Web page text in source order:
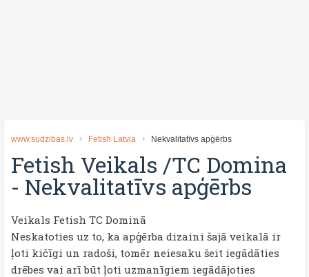
www.sudzibas.lv Fetish Latvia Nekvalitatīvs apģērbs
Fetish Veikals /TC Domina
- Nekvalitatīvs apģērbs
Veikals Fetish TC Dominā
Neskatoties uz to, ka apģērba dizaini šajā veikalā ir
ļoti kičīgi un radoši, tomēr neiesaku šeit iegādāties
drēbes vai arī būt ļoti uzmanīgiem iegādājoties